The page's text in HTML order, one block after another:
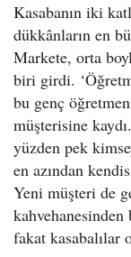
Kasabanın iki
dükkânların en
Markete, orta
biri girdi.
bu genç
müşterisine
yüzden pek
en azından
Yeni müşteri de
fakat kasabalılar